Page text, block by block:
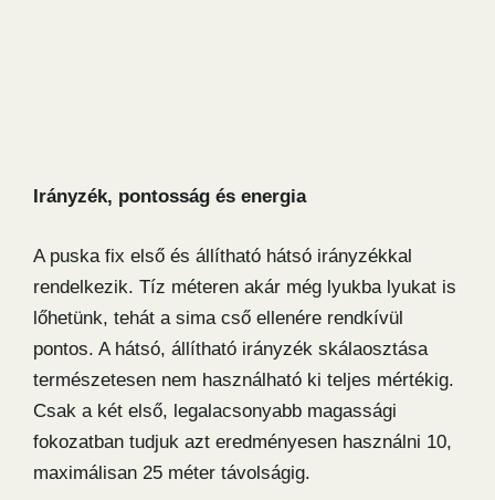
Irányzék, pontosság és energia
A puska fix első és állítható hátsó irányzékkal
rendelkezik. Tíz méteren akár még lyukba lyukat is
lőhetünk, tehát a sima cső ellenére rendkívül
pontos. A hátsó, állítható irányzék skálaosztása
természetesen nem használható ki teljes mértékig.
Csak a két első, legalacsonyabb magassági
fokozatban tudjuk azt eredményesen használni 10,
maximálisan 25 méter távolságig.